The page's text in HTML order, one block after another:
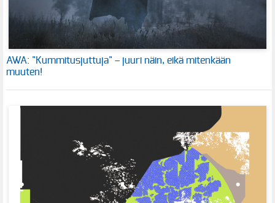
AWA: "Kummitusjuttuja" – juuri näin, eikä mitenkään
muuten!